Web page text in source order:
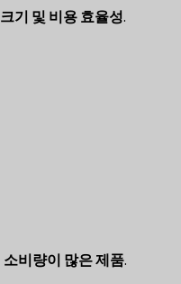
크기 및 비용 효율성.
소비량이 많은 제품.